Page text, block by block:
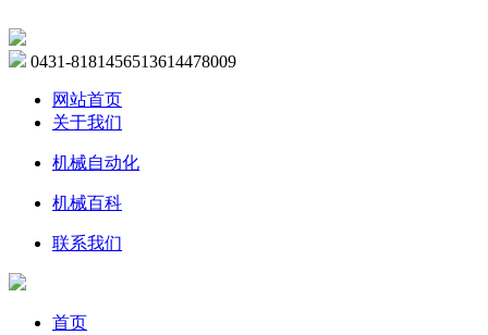
0431-8181456513614478009
网站首页
关于我们
机械自动化
机械百科
联系我们
首页